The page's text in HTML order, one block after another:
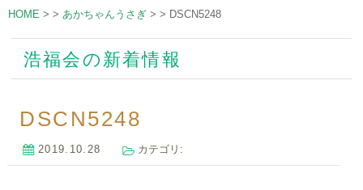
HOME > > あかちゃんうさぎ > > DSCN5248
浩福会の新着情報
DSCN5248
2019.10.28 カテゴリ: